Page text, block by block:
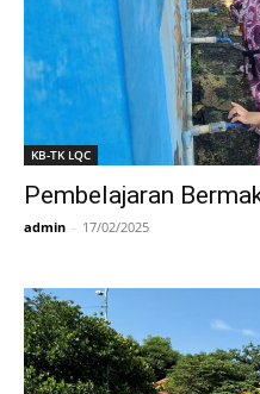
KB-TK LQC
Pembelajaran
admin - 17/02/2025